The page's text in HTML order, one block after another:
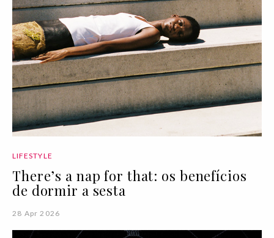
LIFESTYLE
There’s a nap for that: os benefícios
de dormir a sesta
28 Apr 2026